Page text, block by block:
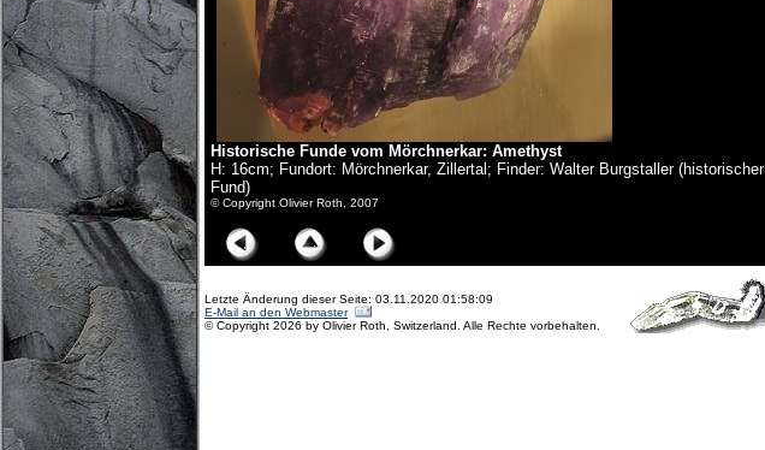
Historische Funde vom Mörchnerkar: Amethyst
H: 16cm; Fundort: Mörchnerkar, Zillertal; Finder: Walter Burgstaller (historischer
Fund)
© Copyright Olivier Roth, 2007
Letzte Änderung dieser Seite: 03.11.2020 01:58:09
E-Mail an den Webmaster
© Copyright 2026 by Olivier Roth, Switzerland. Alle Rechte vorbehalten.